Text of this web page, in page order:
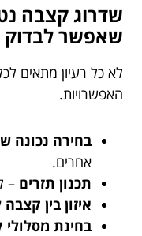
שאפשר לבדוק
לא כל רעיון מתאים
האפשרויות.
בחירה נכונה
אחרים.
תכנון תזרים –
איזון בין
בחינת